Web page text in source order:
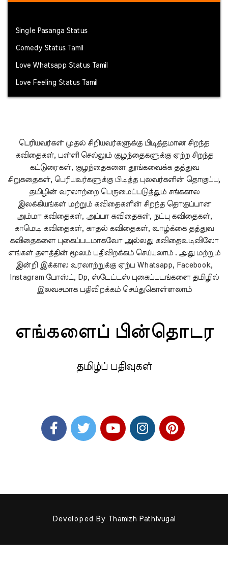
Single Pasanga Status
Comedy Status Tamil
Love Whatsapp Status Tamil
Love Feeling Status Tamil
பெரியவர்கள் முதல் சிறியவர்களுக்கு பிடித்தமான சிறந்த
கவிதைகள், பள்ளி செல்லும் குழந்தைகளுக்கு ஏற்ற சிறந்த
கட்டுரைகள், குழந்தைகளை தூங்கவைக்க தத்துவ
சிறுகதைகள், பெரியவர்களுக்கு பிடித்த புலவர்களின் தொகுப்பு,
தமிழின் வரலாற்றை பெருமைப்படுத்தும் சங்ககால
இலக்கியங்கள் மற்றும் கவிதைகளின் சிறந்த தொகுப்பான
அம்மா கவிதைகள், அப்பா கவிதைகள், நட்பு கவிதைகள்,
காமெடி கவிதைகள், காதல் கவிதைகள், வாழ்க்கை தத்துவ
கவிதைகளை புகைப்படமாகவோ அல்லது கவிதைவடிவிலோ
எங்கள் தளத்தின் மூலம் பதிவிறக்கம் செய்யலாம் . அது மற்றும்
இன்றி இக்கால வரலாற்றுக்கு ஏற்ப Whatsapp, Facebook,
Instagram போஸ்ட், Dp, ஸ்டேட்டஸ் புகைப்படங்களை தமிழில்
இலவசமாக பதிவிறக்கம் செய்துகொள்ளலாம்
எங்களைப் பின்தொடர
தமிழ்ப் பதிவுகள்
Developed By Thamizh Pathivugal